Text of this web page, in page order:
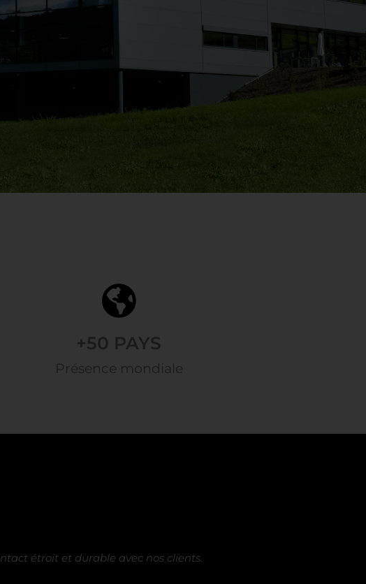
Présence mondiale
+50 PAYS
étroit et durable avec nos clients.